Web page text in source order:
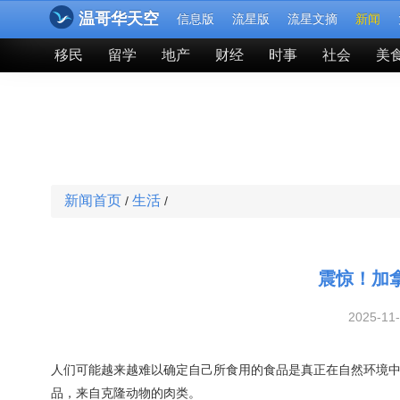
温哥华天空 信息版 流星版 流星文摘 新闻
移民 留学 地产 财经 时事 社会 美
新闻首页 / 生活 /
震惊！加
2025-
人们可能越来越难以确定自己所食用的食品是真正在自然环
品，来自克隆动物的肉类。